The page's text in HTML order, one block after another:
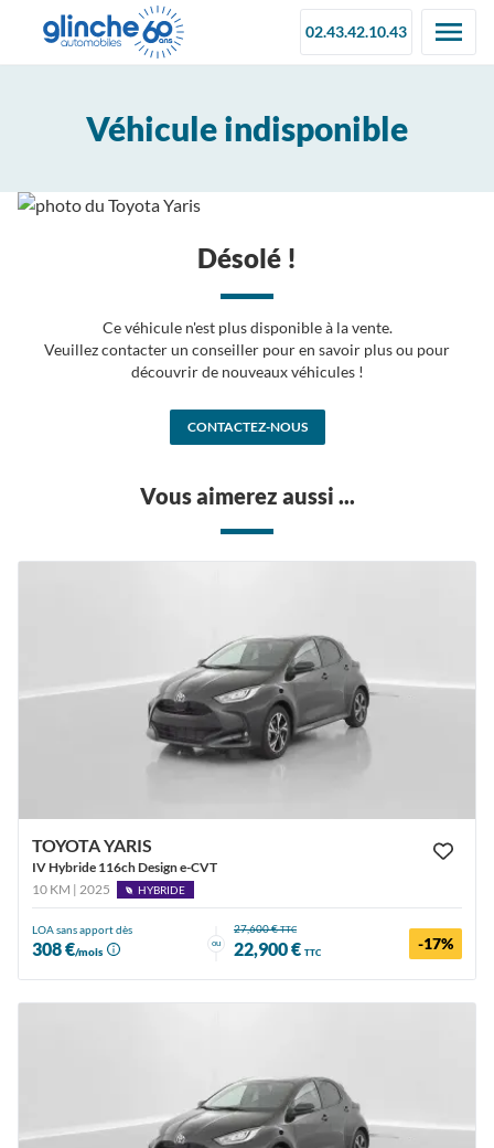
02.43.42.10.43
Véhicule indisponible
Désolé !
Ce véhicule n'est plus disponible à la vente.
Veuillez contacter un conseiller pour en savoir plus ou pour
découvrir de nouveaux véhicules !
CONTACTEZ-NOUS
Vous aimerez aussi ...
TOYOTA YARIS
IV Hybride 116ch Design e-CVT
10 KM | 2025
HYBRIDE
LOA sans apport dès
308 €/mois
ou
27,600 €TTC
22,900 € TTC -17%